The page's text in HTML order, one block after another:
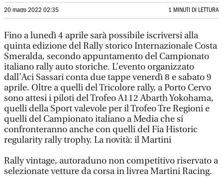
20 marzo 2022 02:35 1 MINUTI DI LETTURA
Fino a lunedì 4 aprile sarà possibile iscriversi alla
quinta edizione del Rally storico Internazionale Costa
Smeralda, secondo appuntamento del Campionato
italiano rally auto storiche. L’evento organizzato
dall’Aci Sassari conta due tappe venerdì 8 e sabato 9
aprile. Oltre a quelli del Tricolore rally, a Porto Cervo
sono attesi i piloti del Trofeo A112 Abarth Yokohama,
quelli della Sport valevole per il Trofeo Tre Regioni e
quelli del Campionato italiano a Media che si
confronteranno anche con quelli del Fia Historic
regularity rally trophy. La novità: il Martini
Rally vintage, autoraduno non competitivo riservato a
selezionate vetture da corsa in livrea Martini Racing.